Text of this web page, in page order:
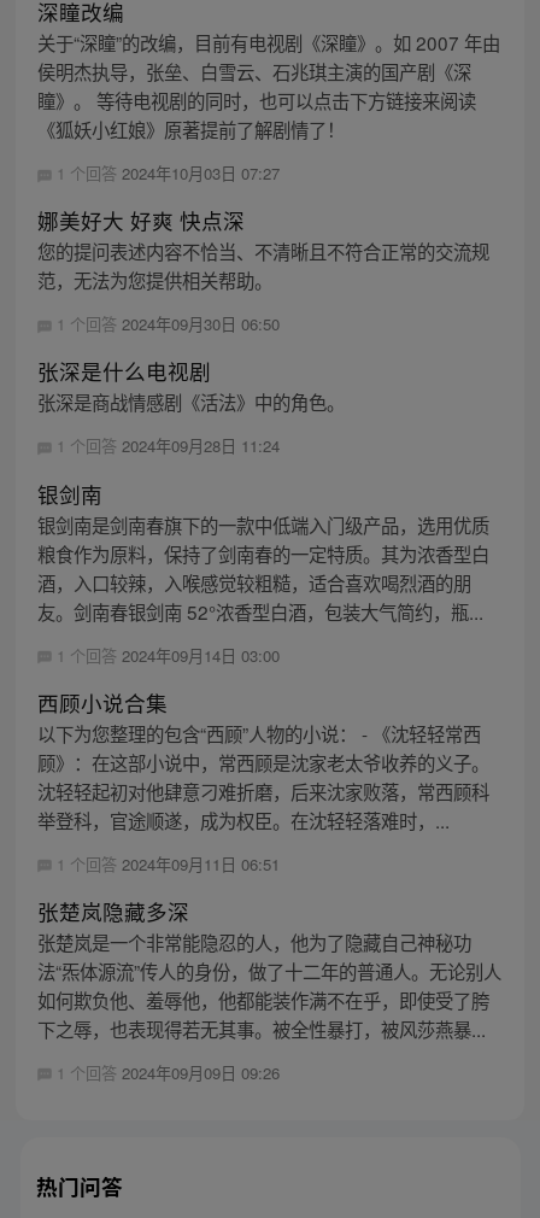
深瞳改编
关于“深瞳”的改编，目前有电视剧《深瞳》。如 2007 年由
侯明杰执导，张垒、白雪云、石兆琪主演的国产剧《深
瞳》。 等待电视剧的同时，也可以点击下方链接来阅读
《狐妖小红娘》原著提前了解剧情了！
1 个回答 2024年10月03日 07:27
娜美好大 好爽 快点深
您的提问表述内容不恰当、不清晰且不符合正常的交流规
范，无法为您提供相关帮助。
1 个回答 2024年09月30日 06:50
张深是什么电视剧
张深是商战情感剧《活法》中的角色。
1 个回答 2024年09月28日 11:24
银剑南
银剑南是剑南春旗下的一款中低端入门级产品，选用优质
粮食作为原料，保持了剑南春的一定特质。其为浓香型白
酒，入口较辣，入喉感觉较粗糙，适合喜欢喝烈酒的朋
友。剑南春银剑南 52°浓香型白酒，包装大气简约，瓶...
1 个回答 2024年09月14日 03:00
西顾小说合集
以下为您整理的包含“西顾”人物的小说： - 《沈轻轻常西
顾》：在这部小说中，常西顾是沈家老太爷收养的义子。
沈轻轻起初对他肆意刁难折磨，后来沈家败落，常西顾科
举登科，官途顺遂，成为权臣。在沈轻轻落难时，...
1 个回答 2024年09月11日 06:51
张楚岚隐藏多深
张楚岚是一个非常能隐忍的人，他为了隐藏自己神秘功
法“炁体源流”传人的身份，做了十二年的普通人。无论别人
如何欺负他、羞辱他，他都能装作满不在乎，即使受了胯
下之辱，也表现得若无其事。被全性暴打，被风莎燕暴...
1 个回答 2024年09月09日 09:26
热门问答